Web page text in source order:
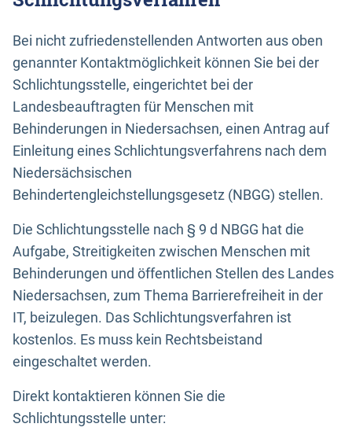
Bei nicht zufriedenstellenden Antworten aus oben
genannter Kontaktmöglichkeit können Sie bei der
Schlichtungsstelle, eingerichtet bei der
Landesbeauftragten für Menschen mit
Behinderungen in Niedersachsen, einen Antrag auf
Einleitung eines Schlichtungsverfahrens nach dem
Niedersächsischen
Behindertengleichstellungsgesetz (NBGG) stellen.
Die Schlichtungsstelle nach § 9 d NBGG hat die
Aufgabe, Streitigkeiten zwischen Menschen mit
Behinderungen und öffentlichen Stellen des Landes
Niedersachsen, zum Thema Barrierefreiheit in der
IT, beizulegen. Das Schlichtungsverfahren ist
kostenlos. Es muss kein Rechtsbeistand
eingeschaltet werden.
Direkt kontaktieren können Sie die
Schlichtungsstelle unter: